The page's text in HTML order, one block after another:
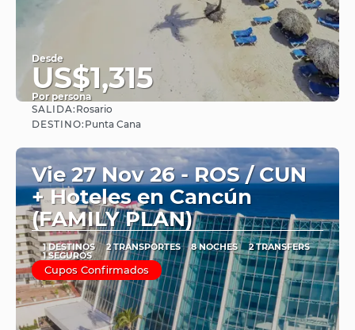
Desde
US$1,315
Por persona
SALIDA: Rosario
DESTINO: Punta Cana
Vie 27 Nov 26 - ROS / CUN
+ Hoteles en Cancún
(FAMILY PLAN)
1 DESTINOS 2 TRANSPORTES 8 NOCHES 2 TRANSFERS
1 SEGUROS
Cupos Confirmados